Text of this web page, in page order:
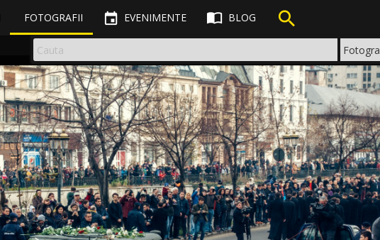
FOTOGRAFII  EVENIMENTE  BLOG 